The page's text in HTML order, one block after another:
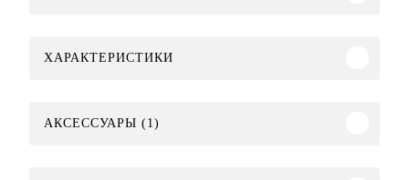
ХАРАКТЕРИСТИКИ
АКСЕССУАРЫ (1)